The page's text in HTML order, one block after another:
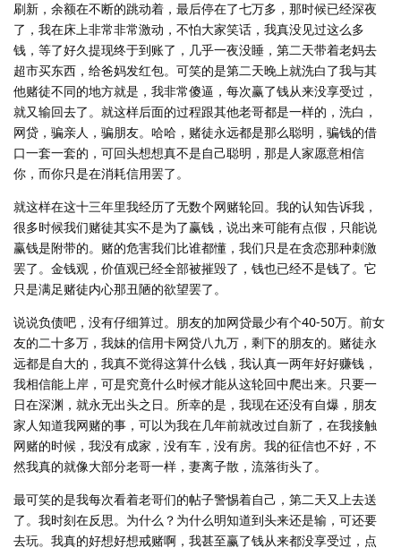
刷新，余额在不断的跳动着，最后停在了七万多，那时候已经深夜
了，我在床上非常非常激动，不怕大家笑话，我真没见过这么多
钱，等了好久提现终于到账了，几乎一夜没睡，第二天带着老妈去
超市买东西，给爸妈发红包。可笑的是第二天晚上就洗白了我与其
他赌徒不同的地方就是，我非常傻逼，每次赢了钱从来没享受过，
就又输回去了。就这样后面的过程跟其他老哥都是一样的，洗白，
网贷，骗亲人，骗朋友。哈哈，赌徒永远都是那么聪明，骗钱的借
口一套一套的，可回头想想真不是自己聪明，那是人家愿意相信
你，而你只是在消耗信用罢了。
就这样在这十三年里我经历了无数个网赌轮回。我的认知告诉我，
很多时候我们赌徒其实不是为了赢钱，说出来可能有点假，只能说
赢钱是附带的。赌的危害我们比谁都懂，我们只是在贪恋那种刺激
罢了。金钱观，价值观已经全部被摧毁了，钱也已经不是钱了。它
只是满足赌徒内心那丑陋的欲望罢了。
说说负债吧，没有仔细算过。朋友的加网贷最少有个40-50万。前女
友的二十多万，我妹的信用卡网贷八九万，剩下的朋友的。赌徒永
远都是自大的，我真不觉得这算什么钱，我认真一两年好好赚钱，
我相信能上岸，可是究竟什么时候才能从这轮回中爬出来。只要一
日在深渊，就永无出头之日。所幸的是，我现在还没有自爆，朋友
家人知道我网赌的事，可以为我在几年前就改过自新了，在我接触
网赌的时候，我没有成家，没有车，没有房。我的征信也不好，不
然我真的就像大部分老哥一样，妻离子散，流落街头了。
最可笑的是我每次看着老哥们的帖子警惕着自己，第二天又上去送
了。我时刻在反思。为什么？为什么明知道到头来还是输，可还要
去玩。我真的好想好想戒赌啊，我甚至赢了钱从来都没享受过，点